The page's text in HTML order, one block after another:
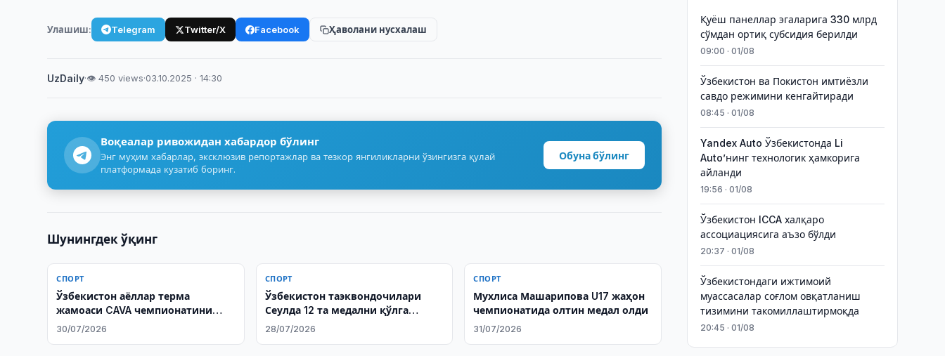
Улашиш: Telegram Twitter/X Facebook Ҳаволани нусхалаш
UzDaily·👁 450 views·03.10.2025 · 14:30
Воқеалар ривожидан хабардор бўлинг
Энг муҳим хабарлар, эксклюзив репортажлар ва тезкор янгиликларни ўзингизга қулай
платформада кузатиб боринг.
Обуна бўлинг
Шунингдек ўқинг
СПОРТ
Ўзбекистон аёллар терма
жамоаси CAVA чемпионатини
ғолиблик билан якунлади
30/07/2026
СПОРТ
Ўзбекистон таэквондочилари
Сеулда 12 та медални қўлга
киритди
28/07/2026
СПОРТ
Мухлиса Машарипова U17 жаҳон
чемпионатида олтин медал олди
31/07/2026
Қуёш панеллар эгаларига 330 млрд
сўмдан ортиқ субсидия берилди
09:00 · 01/08
Ўзбекистон ва Покистон имтиёзли
савдо режимини кенгайтиради
08:45 · 01/08
Yandex Auto Ўзбекистонда Li
Auto’нинг технологик ҳамкорига
айланди
19:56 · 01/08
Ўзбекистон ICCA халқаро
ассоциациясига аъзо бўлди
20:37 · 01/08
Ўзбекистондаги ижтимоий
муассасалар соғлом овқатланиш
тизимини такомиллаштирмоқда
20:45 · 01/08